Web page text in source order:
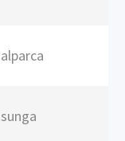
alparca
sunga